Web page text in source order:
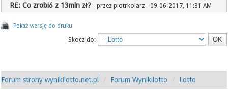
RE: Co zrobić z 13mln zł? - przez piotrkolarz - 09-06-2017, 11:31 AM
Pokaż wersję do druku
Skocz do:
Forum strony wynikilotto.net.pl Forum Wynikilotto Lotto